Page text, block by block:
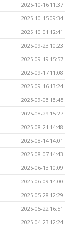
2025-10-16 11:37
2025-10-15 09:34
2025-10-01 12:41
2025-09-23 10:23
2025-09-19 15:57
2025-09-17 11:08
2025-09-16 13:24
2025-09-03 13:45
2025-08-29 15:27
2025-08-21 14:48
2025-08-14 14:01
2025-08-07 14:43
2025-06-13 10:09
2025-06-09 14:00
2025-05-28 12:29
2025-05-22 16:51
2025-04-23 12:24